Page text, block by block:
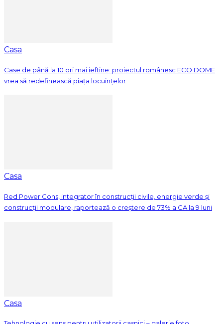
Casa
Case de până la 10 ori mai ieftine: proiectul românesc ECO DOME
vrea să redefinească piața locuințelor
Casa
Red Power Cons, integrator în construcții civile, energie verde și
construcții modulare, raportează o creștere de 73% a CA la 9 luni
Casa